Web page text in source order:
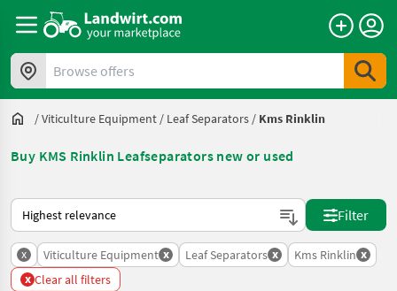
Browse offers
/Viticulture Equipment / Leaf Separators / Kms Rinklin
Buy KMS Rinklin Leafseparators new or used
This is how sorting works on Landwirt.com
Filter
x Viticulture Equipment x Leaf Separators x Kms Rinklin x
x Clear all filters